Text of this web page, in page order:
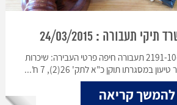
תעבורה : 24/03/2015
מספר תיק: תת"ע 2191-10-13 תעבורה חיפה פרטי העבירה: שיכרות
להמשך קריאה